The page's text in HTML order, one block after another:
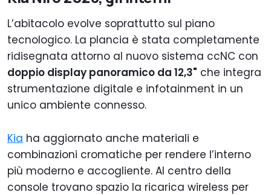
L’abitacolo evolve soprattutto sul piano
tecnologico. La plancia è stata completamente
ridisegnata attorno al nuovo sistema ccNC con
doppio display panoramico da 12,3" che integra
strumentazione digitale e infotainment in un
unico ambiente connesso.
Kia ha aggiornato anche materiali e
combinazioni cromatiche per rendere l’interno
più moderno e accogliente. Al centro della
console trovano spazio la ricarica wireless per